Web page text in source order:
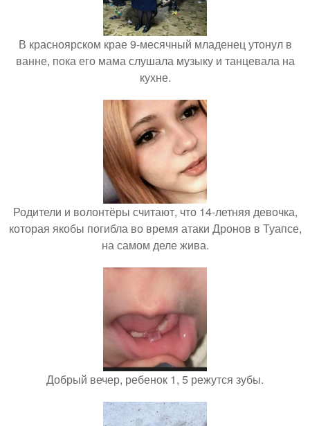
В красноярском крае 9-месячный младенец утонул в
ванне, пока его мама слушала музыку и танцевала на
кухне.
Родители и волонтёры считают, что 14-летняя девочка,
которая якобы погибла во время атаки Дронов в Туапсе,
на самом деле жива.
Добрый вечер, ребенок 1, 5 режутся зубы.